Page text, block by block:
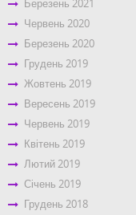
Березень 2021
Червень 2020
Березень 2020
Грудень 2019
Жовтень 2019
Вересень 2019
Червень 2019
Квітень 2019
Лютий 2019
Січень 2019
Грудень 2018